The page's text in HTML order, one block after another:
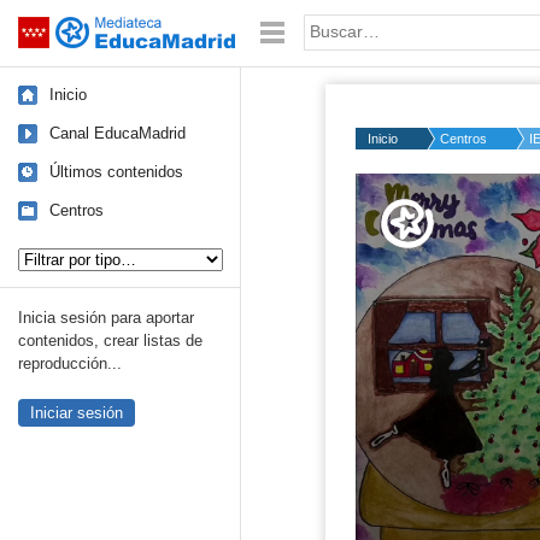
Saltar navegación Palabra o frase:
Inicio
Canal EducaMadrid
Últimos contenidos
Centros
Inicia sesión para aportar
contenidos, crear listas de
reproducción...
Iniciar sesión
Inicio Centros
Volume
50%